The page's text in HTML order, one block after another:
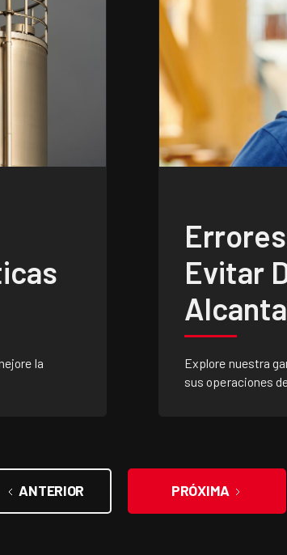
la
Evitar
Explore nuestra
sus operaciones
ANTERIOR PRÓXIMA